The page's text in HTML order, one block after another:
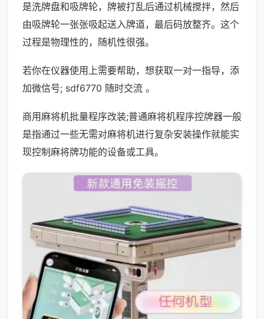
是洗牌盘和吸牌轮，牌被打乱后通过机械搅拌，然后
由吸牌轮一张张吸起送入牌道，最后码放整齐。这个
过程是物理性的，随机性很强。
若你在仪器使用上需要帮助，想获取一对一指导，添
加微信号; sdf6770 随时交流 。
商用麻将机批量程序改装;普通麻将机程序控牌器一般
是指通过一些无需对麻将机进行复杂安装操作就能实
现控制麻将牌功能的设备或工具。